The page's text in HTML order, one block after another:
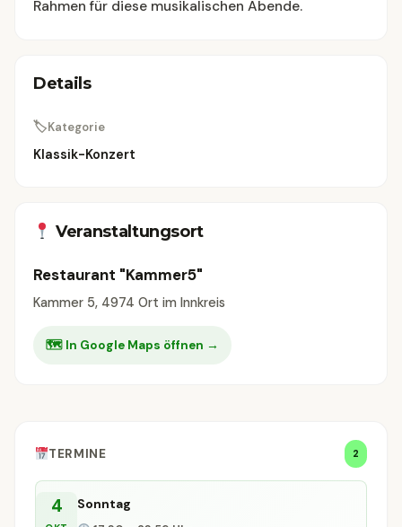
Rahmen für diese musikalischen Abende.
Details
🏷Kategorie
Klassik-Konzert
Veranstaltungsort
Restaurant "Kammer5"
Kammer 5, 4974 Ort im Innkreis
🗺 In Google Maps öffnen →
TERMINE 2
4 Sonntag